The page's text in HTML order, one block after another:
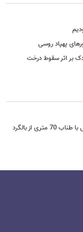
پهپاد روسی
بر اثر سقوط درخت
از بالگرد